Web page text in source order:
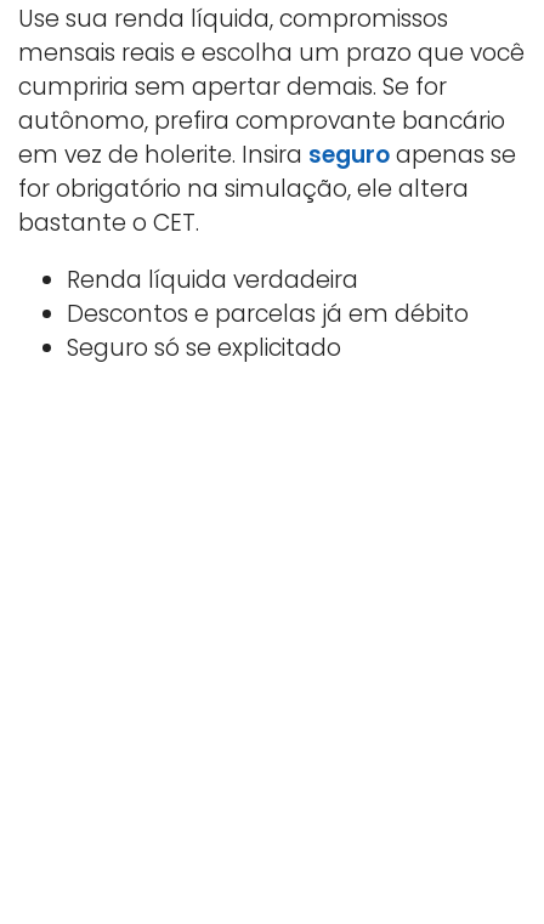
Use sua renda líquida, compromissos
mensais reais e escolha um prazo que você
cumpriria sem apertar demais. Se for
autônomo, prefira comprovante bancário
em vez de holerite. Insira seguroapenas se
for obrigatório na simulação, ele altera
bastante o CET.
Renda líquida verdadeira
Descontos e parcelas já em débito
Seguro só se explicitado